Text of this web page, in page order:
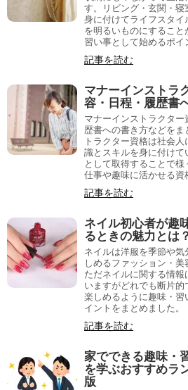
す。リビング・玄関・
身に付けてライフスタ
を明るいものにすること
習い事として始めるポイ
記事を読む
マナーインストラ
容・日程・履歴書
マナーインストラクタ
歴書への書き方などを
トラクター資格は社会
識とスキルを身に付け
として取得することで様
仕事や趣味に活かせる資
記事を読む
ネイル初心者が趣
るときの魅力とは
ネイルは洋服を季節や
しめるファッション・美
ただネイルに関する情
いますがどれでも断片的
楽しめるように趣味・
イントをまとめました。
記事を読む
家でできる趣味・
を学ぶおすすめラ
版